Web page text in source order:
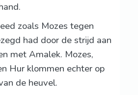
zoals Mozes tegen
had door de strijd aan
met Amalek. Mozes,
Hur klommen echter op
de heuvel.